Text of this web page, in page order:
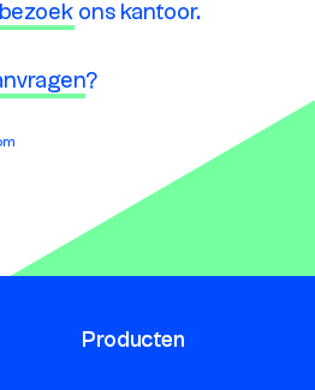
bezoek ons kantoor.
?
Producten